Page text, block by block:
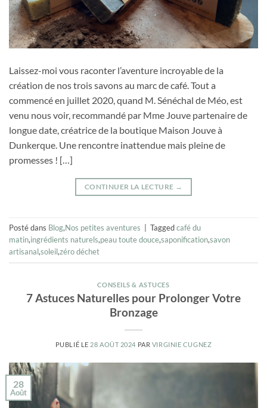
Laissez-moi vous raconter l’aventure incroyable de la
création de nos trois savons au marc de café. Tout a
commencé en juillet 2020, quand M. Sénéchal de Méo, est
venu nous voir, recommandé par Mme Jouve partenaire de
longue date, créatrice de la boutique Maison Jouve à
Dunkerque. Une rencontre inattendue mais pleine de
promesses ! […]
CONTINUER LA LECTURE →
Posté dans Blog,Nos petites aventures Taggedcafé du
matin,ingrédients naturels,peau toute douce,saponification,savon
artisanal,soleil,zéro déchet
CONSEILS & ASTUCES
7 Astuces Naturelles pour Prolonger Votre
Bronzage
PUBLIÉ LE 28 AOÛT 2024 PAR VIRGINIE CUGNEZ
28
Août